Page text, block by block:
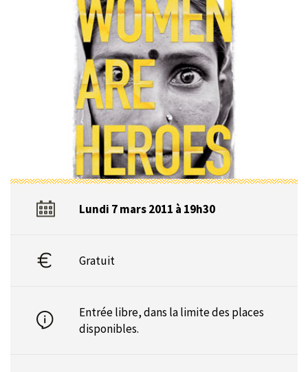
Lundi 7 mars 2011 à 19h30
Gratuit
Entrée libre, dans la limite des places
disponibles.